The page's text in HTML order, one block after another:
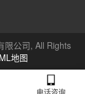
限公司, All Rights
地图
电话咨询